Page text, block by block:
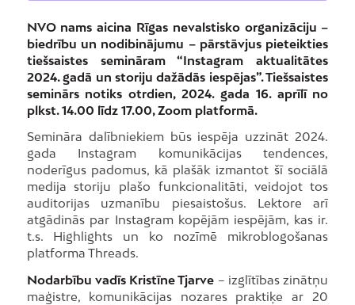
NVO nams aicina Rīgas nevalstisko organizāciju –
biedrību un nodibinājumu – pārstāvjus pieteikties
tiešsaistes semināram “Instagram aktualitātes
2024. gadā un storiju dažādās iespējas”. Tiešsaistes
seminārs notiks otrdien, 2024. gada 16. aprīlī no
plkst. 14.00 līdz 17.00, Zoom platformā.
Semināra dalībniekiem būs iespēja uzzināt 2024.
gada Instagram komunikācijas tendences,
noderīgus padomus, kā plašāk izmantot šī sociālā
medija storiju plašo funkcionalitāti, veidojot tos
auditorijas uzmanību piesaistošus. Lektore arī
atgādinās par Instagram kopējām iespējām, kas ir.
t.s. Highlights un ko nozīmē mikroblogošanas
platforma Threads.
Nodarbību vadīs Kristīne Tjarve – izglītības zinātņu
maģistre, komunikācijas nozares praktiķe ar 20